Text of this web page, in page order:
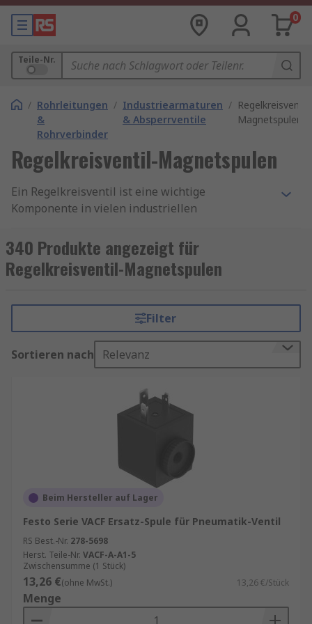
0
Teile-Nr.
/ Rohrleitungen
&
Rohrverbinder
/ Industriearmaturen
& Absperrventile
/ Regelkreisventil-
Magnetspulen
Regelkreisventil-Magnetspulen
Ein Regelkreisventil ist eine wichtige
Komponente in vielen industriellen
Flüssigkeiten oder Gasen in einem System
reguliert. Ein wichtiger Bestandteil eines
Regelkreisventils ist die Magnetspule, die dafür
wird, je nach den Anforderungen des Systems.
Wie funktionieren Magnetspulen für
Regelkreisventile?
Eine Magnetspule besteht aus einer Spule
aus isoliertem Draht und einem Eisenkern.
ein elektromagnetisches Feld zu erzeugen,
wenn elektrischer Strom durch den Draht
fließt. Wenn das elektrische Signal aktiviert
wird, wird ein Magnetfeld erzeugt, das den
Bewegungszustand des Regelkreisventils
Die Magnetspule ist das Herzstück des
Regelkreisventils und ihre Qualität kann
sich direkt auf die Leistung des Ventils
auswirken. Es gibt mehrere Faktoren, die
die Leistung der Magnetspule beeinflussen,
340 Produkte angezeigt für
Regelkreisventil-Magnetspulen
Filter
Sortieren nach Relevanz
Beim Hersteller auf Lager
Festo Serie VACF Ersatz-Spule für Pneumatik-Ventil
RS Best.-Nr. 278-5698
Herst. Teile-Nr. VACF-A-A1-5
Zwischensumme (1 Stück)
13,26 €(ohne MwSt.) 13,26 €/Stück
Menge